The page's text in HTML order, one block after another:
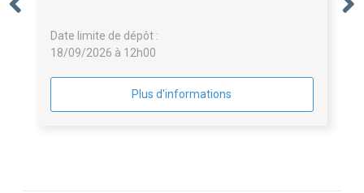
Date limite de dépôt :
18/09/2026 à 12h00
Plus d'informations